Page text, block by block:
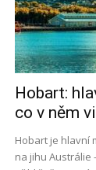
Hobart:
co v něm
Hobart je hlavní
na jihu Austrálie